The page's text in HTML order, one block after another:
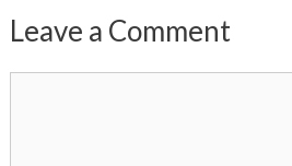
Leave a Comment